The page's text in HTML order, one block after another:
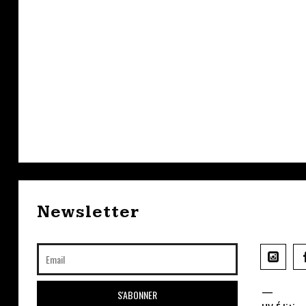
Newsletter
—